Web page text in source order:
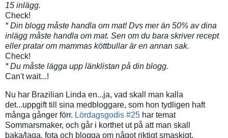
15 inlägg.
Check!
* Din blogg måste handla om mat! Dvs mer än 50% av dina
inlägg måste handla om mat. Sen om du bara skriver recept
eller pratar om mammas köttbullar är en annan sak.
Check!
* Du måste lägga upp länklistan på din blogg.
Can't wait...!
Nu har Brazilian Linda en...ja, vad skall man kalla
det...uppgift till sina medbloggare, som hon tydligen haft
många gånger förr. Lördagsgodis #25 har temat
Sommarsmaker, och går i korthet ut på att man skall
baka/laga, fota och blogga om något riktigt smaskigt.